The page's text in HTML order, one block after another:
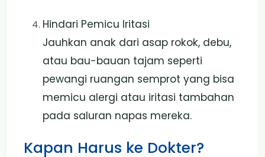
Hindari Pemicu Iritasi
Jauhkan anak dari asap rokok, debu,
atau bau-bauan tajam seperti
pewangi ruangan semprot yang bisa
memicu alergi atau iritasi tambahan
pada saluran napas mereka.
Kapan Harus ke Dokter?